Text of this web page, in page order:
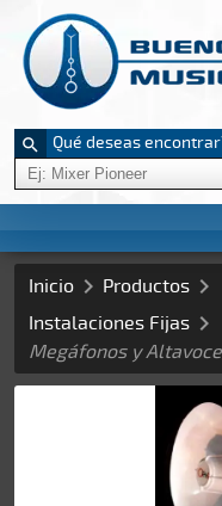
 Qué deseas
Inicio  Productos 
Instalaciones Fijas 
Megáfonos y